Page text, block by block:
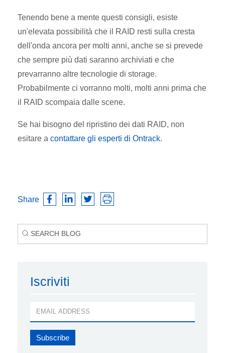
Tenendo bene a mente questi consigli, esiste
un'elevata possibilità che il RAID resti sulla cresta
dell'onda ancora per molti anni, anche se si prevede
che sempre più dati saranno archiviati e che
prevarranno altre tecnologie di storage.
Probabilmente ci vorranno molti, molti anni prima che
il RAID scompaia dalle scene.
Se hai bisogno del ripristino dei dati RAID, non
esitare a contattare gli esperti di Ontrack.
Share
Iscriviti